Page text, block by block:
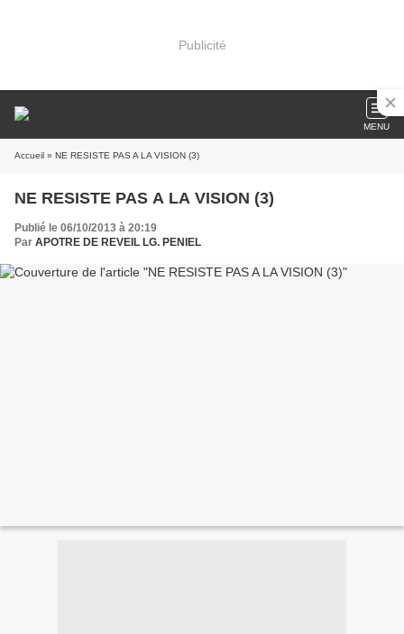
Publicité
MENU
Accueil » NE RESISTE PAS A LA VISION (3)
NE RESISTE PAS A LA VISION (3)
Publié le 06/10/2013 à 20:19
Par APOTRE DE REVEIL LG. PENIEL